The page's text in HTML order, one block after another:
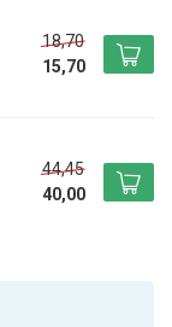
18,70
15,70
44,45
40,00